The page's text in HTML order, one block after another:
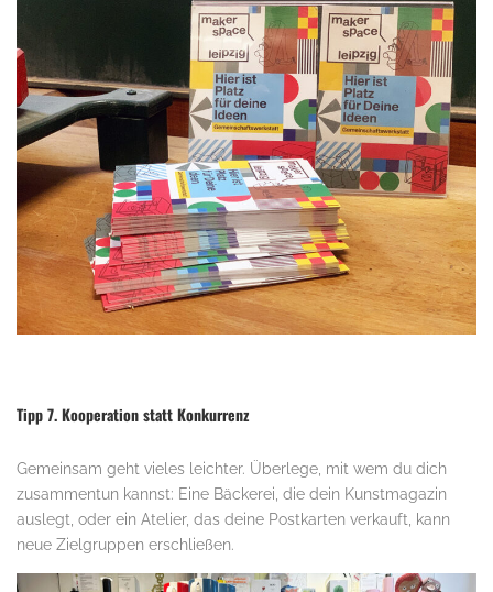
Tipp 7. Kooperation statt Konkurrenz
Gemeinsam geht vieles leichter. Überlege, mit wem du dich
zusammentun kannst: Eine Bäckerei, die dein Kunstmagazin
auslegt, oder ein Atelier, das deine Postkarten verkauft, kann
neue Zielgruppen erschließen.